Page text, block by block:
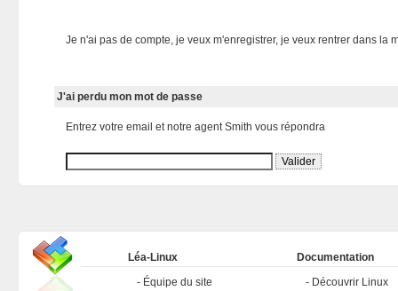
Je n'ai pas de compte, je veux m'enregistrer, je veux rentrer dans la
J'ai perdu mon mot de passe
Entrez votre email et notre agent Smith vous répondra
Léa-Linux
Équipe du site
Documentation
Découvrir Linux